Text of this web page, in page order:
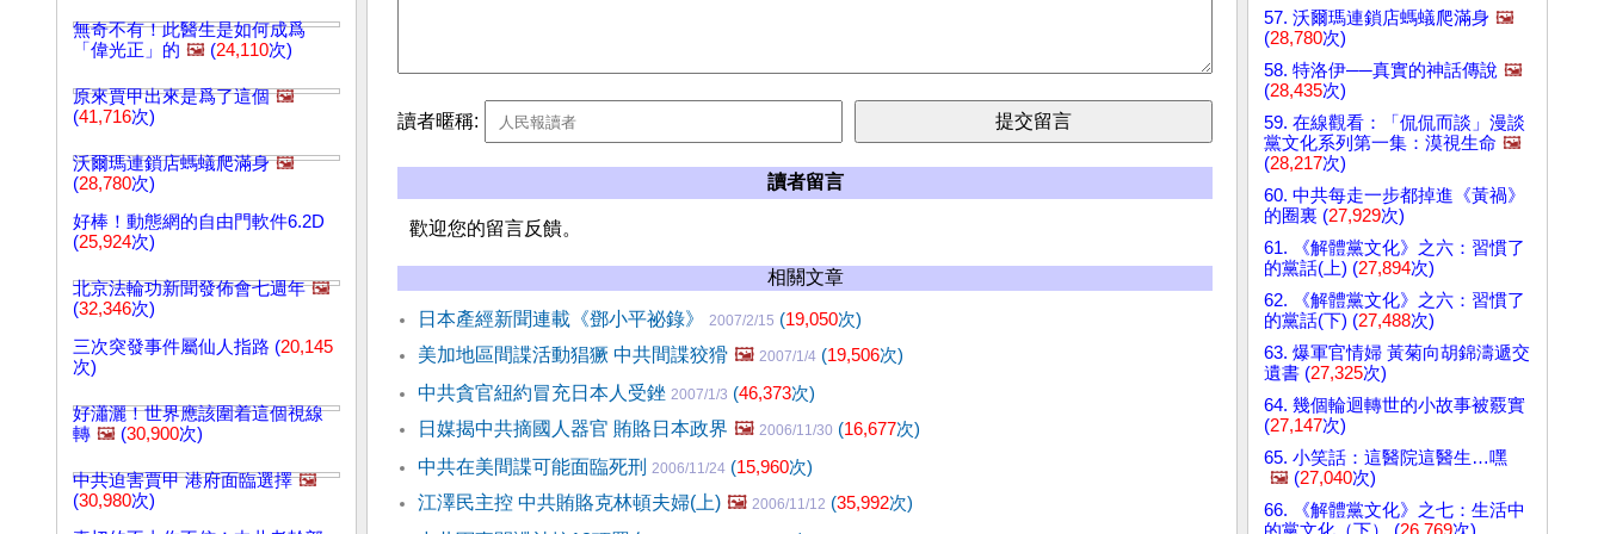
無奇不有！此醫生是如何成爲
「偉光正」的 🖼️ (24,110次)
原來賈甲出來是爲了這個 🖼️
(41,716次)
沃爾瑪連鎖店螞蟻爬滿身 🖼️
(28,780次)
好棒！動態網的自由門軟件6.2D
(25,924次)
北京法輪功新聞發佈會七週年 🖼️
(32,346次)
三次突發事件屬仙人指路 (20,145
次)
好瀟灑！世界應該圍着這個視線
轉 🖼️ (30,900次)
中共迫害賈甲 港府面臨選擇 🖼️
(30,980次)
讀者暱稱:
讀者留言
歡迎您的留言反饋。
相關文章
日本產經新聞連載《鄧小平祕錄》 2007/2/15 (19,050次)
美加地區間諜活動猖獗 中共間諜狡猾 🖼️ 2007/1/4 (19,506次)
中共貪官紐約冒充日本人受銼 2007/1/3 (46,373次)
日媒揭中共摘國人器官 賄賂日本政界 🖼️ 2006/11/30 (16,677次)
中共在美間諜可能面臨死刑 2006/11/24 (15,960次)
江澤民主控 中共賄賂克林頓夫婦(上) 🖼️ 2006/11/12 (35,992次)
57. 沃爾瑪連鎖店螞蟻爬滿身 🖼️
(28,780次)
58. 特洛伊──真實的神話傳說 🖼️
(28,435次)
59. 在線觀看：「侃侃而談」漫談
黨文化系列第一集：漠視生命 🖼️
(28,217次)
60. 中共每走一步都掉進《黃禍》
的圈裏 (27,929次)
61. 《解體黨文化》之六：習慣了
的黨話(上) (27,894次)
62. 《解體黨文化》之六：習慣了
的黨話(下) (27,488次)
63. 爆軍官情婦 黃菊向胡錦濤遞交
遺書 (27,325次)
64. 幾個輪迴轉世的小故事被覈實
(27,147次)
65. 小笑話：這醫院這醫生…嘿
🖼️ (27,040次)
66. 《解體黨文化》之七：生活中
的黨文化（下） (26,769次)